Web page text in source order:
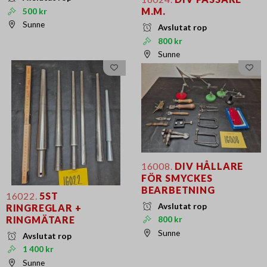
500 kr
Sunne
M.M.
Avslutat rop
800 kr
Sunne
16022. 5ST
RINGREGLAR +
RINGMÄTARE
Avslutat rop
1 400 kr
Sunne
16008. DIV HÅLLARE
FÖR SMYCKES
BEARBETNING
Avslutat rop
800 kr
Sunne